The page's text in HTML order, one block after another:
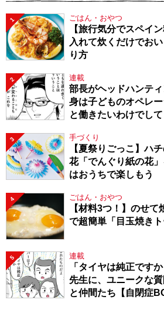
1 ごはん・おやつ
【旅行気分でスペイ
入れて炊くだけでお
り方
2 連載
部長がヘッドハンテ
身は子どものオペレ
と働きたいわけでし
3 手づくり
【夏祭りごっこ】ハ
花「でんぐり紙の花
はおうちで楽しもう
4 ごはん・おやつ
【材料3つ！】のせ
で超簡単「目玉焼きト
5 連載
「タイヤは純正です
先生に、ユニークな
と仲間たち【自閉症